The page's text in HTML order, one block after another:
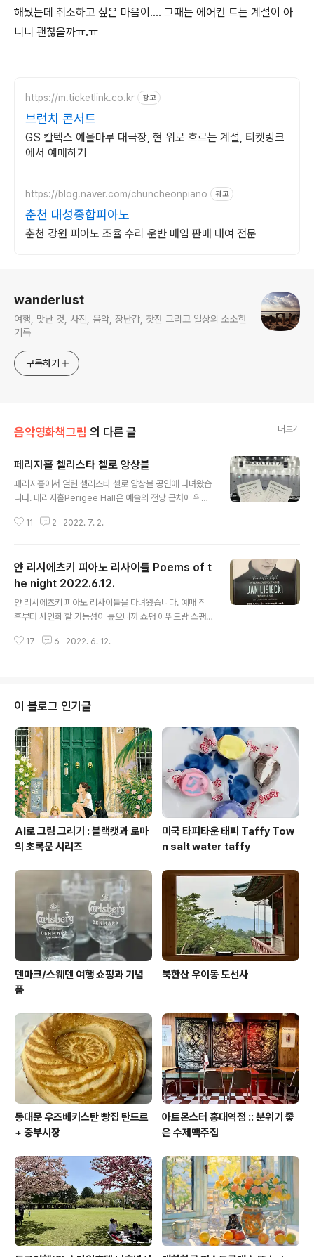
해뒀는데 취소하고 싶은 마음이.... 그때는 에어컨 트는 계절이 아
니니 괜찮을까ㅠ.ㅠ
https://m.ticketlink.co.kr 광고
브런치 콘서트
GS 칼텍스 예울마루 대극장, 현 위로 흐르는 계절, 티켓링크
에서 예매하기
https://blog.naver.com/chuncheonpiano 광고
춘천 대성종합피아노
춘천 강원 피아노 조율 수리 운반 매입 판매 대여 전문
wanderlust
여행, 맛난 것, 사진, 음악, 장난감, 찻잔 그리고 일상의 소소한
기록
구독하기
음악영화책그림 의 다른 글 더보기
페리지홀 첼리스타 첼로 앙상블
페리지홀에서 열린 첼리스타 첼로 앙상블 공연에 다녀왔습
니다. 페리지홀Perigee Hall은 예술의 전당 근처에 위치
좋았습니다. 공연장 입구 옆에 있던 오르간 어쩐지 핀란드
연장 사진을 퍼왔어요. 페리지홀 공연장과 색상이 비슷해
서 그런 생각이 들었나봐요. 헬싱시 음악당에서 핀란드 작
곡가 토이보 쿨라Toivo Kuula의 곡을 들었는데 벌써 7년
전이군요… 12명의 첼리스트를 위한 공연장 셋팅. 12대의
첼로라니 생각만 해도 가슴이 웅장해짐 ㅎㅎ 근데 같이 간
친구가 “그래서 넌 마지막으로 첼로 켠 게 언제야?”라고 해
11 2 2022. 7. 2.
얀 리시에츠키 피아노 리사이틀 Poems of t
he night 2022.6.12.
얀 리시에츠키 피아노 리사이틀을 다녀왔습니다. 예매 직
후부터 사인회 할 가능성이 높으니까 쇼팽 에뛰드랑 쇼팽
오디오장에 녹턴 씨디가 없어서 당황함!! 물론 예당에서 팔
orchestra, 그리고 Night music이었나…) 2018년 얀
리시에츠키 리사이틀엔 씨디를 한 장만 들고 갔는데 다른
사람들이 싸인 두개씩 받는 거 보고 부러웠던지라, 쇼팽 에
뛰드 씨디를 들고 가긴 했지만 녹턴 씨디를 또 샀습니다.
(그러나 쓸데없는 짓이었다는 ㅋㅋ) 4년만의 얀 리시에츠
키 공..
17 6 2022. 6. 12.
이 블로그 인기글
AI로 그림 그리기 : 블랙캣과 로마
의 초록문 시리즈
미국 타피타운 태피 Taffy Tow
n salt water taffy
덴마크/스웨덴 여행 쇼핑과 기념
품
북한산 우이동 도선사
동대문 우즈베키스탄 빵집 탄드르
+ 중부시장
아트몬스터 홍대역점 :: 분위기 좋
은 수제맥주집